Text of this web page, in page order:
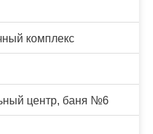
комплекс
центр, баня №6